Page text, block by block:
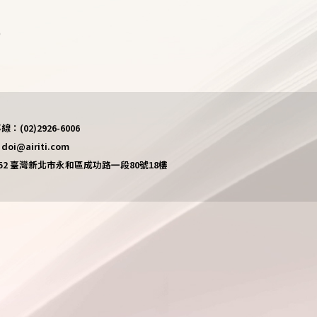
：(02)2926-6006
doi@airiti.com
臺灣新北市永和區成功路一段80號18樓